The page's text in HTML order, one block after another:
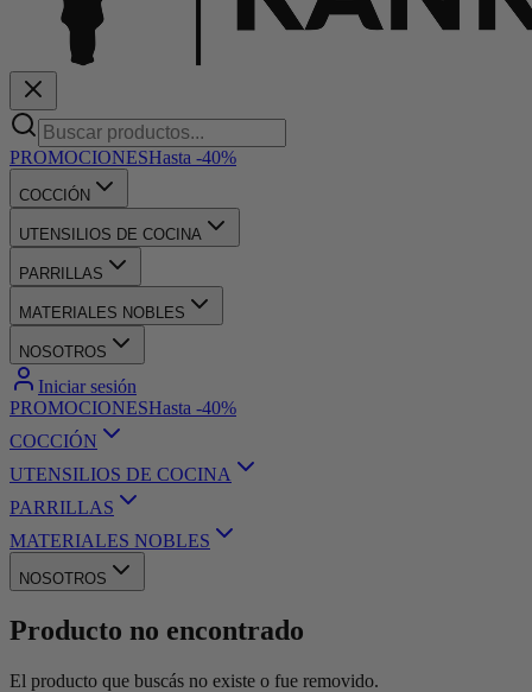
PROMOCIONESHasta -40%
COCCIÓN
UTENSILIOS DE COCINA
PARRILLAS
MATERIALES NOBLES
NOSOTROS
Iniciar sesión
PROMOCIONESHasta -40%
COCCIÓN
UTENSILIOS DE COCINA
PARRILLAS
MATERIALES NOBLES
NOSOTROS
Producto no encontrado
El producto que buscás no existe o fue removido.